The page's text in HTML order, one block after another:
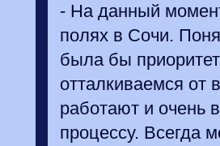
- На данный
полях в Сочи.
была бы
отталкиваемся от
работают и очень
процессу. Всегда